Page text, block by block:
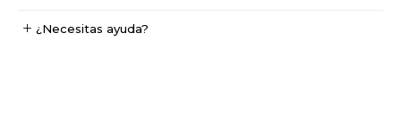
¿Necesitas ayuda?